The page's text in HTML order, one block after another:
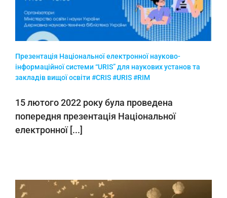
Презентація Національної електронної науково-
інформаційної системи “URIS” для наукових установ та
закладів вищої освіти #CRIS #URIS #RIM
15 лютого 2022 року була проведена
попередня презентація Національної
електронної [...]